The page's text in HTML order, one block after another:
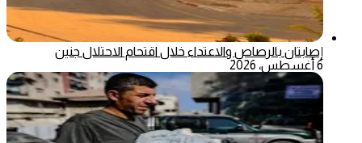
إصابتان بالرصاص والاعتداء خلال اقتحام الاحتلال جنين
6 أغسطس، 2026